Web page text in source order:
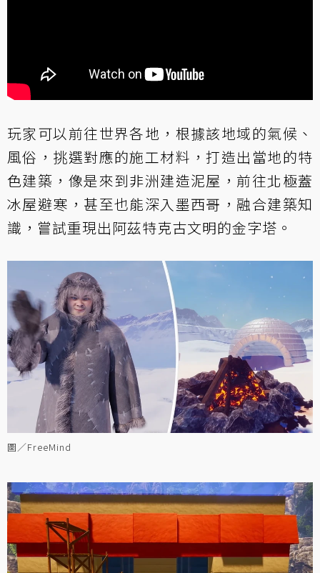
玩家可以前往世界各地，根據該地域的氣候、
風俗，挑選對應的施工材料，打造出當地的特
色建築，像是來到非洲建造泥屋，前往北極蓋
冰屋避寒，甚至也能深入墨西哥，融合建築知
識，嘗試重現出阿茲特克古文明的金字塔。
圖／FreeMind